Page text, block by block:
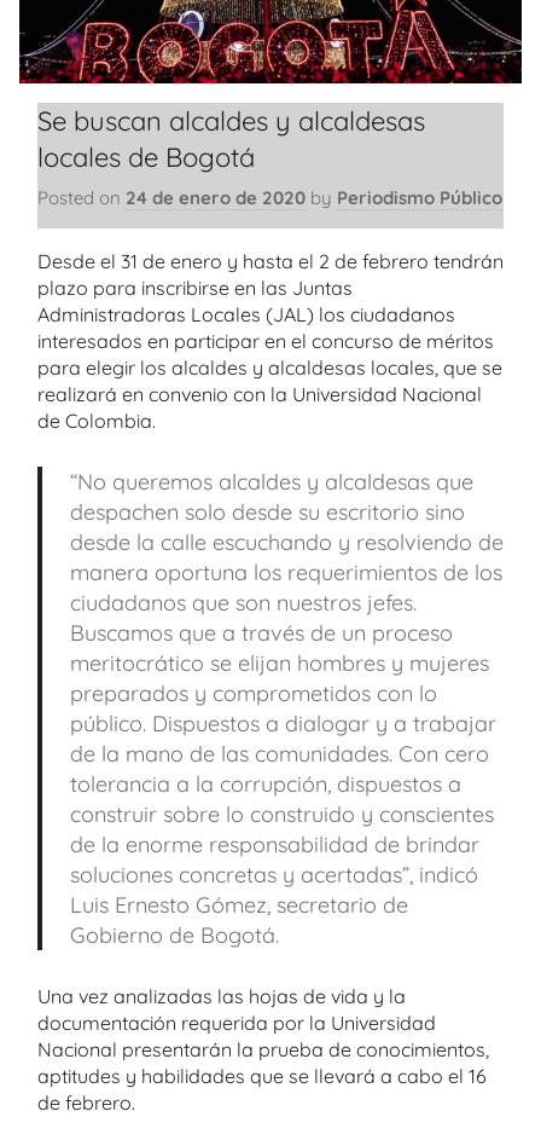
Se buscan alcaldes y alcaldesas
locales de Bogotá
Posted on 24 de enero de 2020 by Periodismo Público
Desde el 31 de enero y hasta el 2 de febrero tendrán
plazo para inscribirse en las Juntas
Administradoras Locales (JAL) los ciudadanos
interesados en participar en el concurso de méritos
para elegir los alcaldes y alcaldesas locales, que se
realizará en convenio con la Universidad Nacional
de Colombia.
“No queremos alcaldes y alcaldesas que
despachen solo desde su escritorio sino
desde la calle escuchando y resolviendo de
manera oportuna los requerimientos de los
ciudadanos que son nuestros jefes.
Buscamos que a través de un proceso
meritocrático se elijan hombres y mujeres
preparados y comprometidos con lo
público. Dispuestos a dialogar y a trabajar
de la mano de las comunidades. Con cero
tolerancia a la corrupción, dispuestos a
construir sobre lo construido y conscientes
de la enorme responsabilidad de brindar
soluciones concretas y acertadas”, indicó
Luis Ernesto Gómez, secretario de
Gobierno de Bogotá.
Una vez analizadas las hojas de vida y la
documentación requerida por la Universidad
Nacional presentarán la prueba de conocimientos,
aptitudes y habilidades que se llevará a cabo el 16
de febrero.